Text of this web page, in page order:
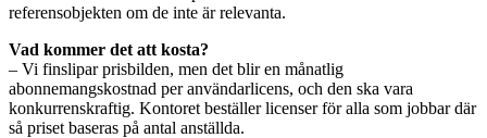
referensobjekten om de inte är relevanta.
Vad kommer det att kosta?
– Vi finslipar prisbilden, men det blir en månatlig
abonnemangskostnad per användarlicens, och den ska vara
konkurrenskraftig. Kontoret beställer licenser för alla som jobbar där
så priset baseras på antal anställda.